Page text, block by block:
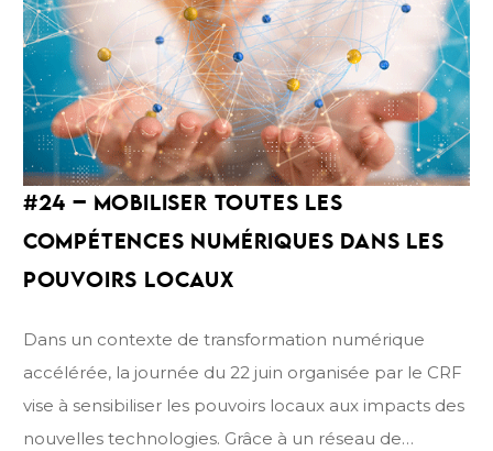
pouvoirs locaux.
#24 – MOBILISER TOUTES LES
COMPÉTENCES NUMÉRIQUES DANS LES
POUVOIRS LOCAUX
Dans un contexte de transformation numérique
accélérée, la journée du 22 juin organisée par le CRF
vise à sensibiliser les pouvoirs locaux aux impacts des
nouvelles technologies. Grâce à un réseau de